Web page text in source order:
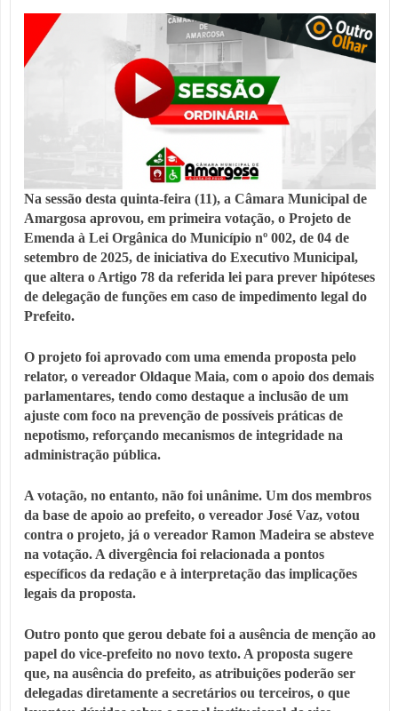
Na sessão desta quinta-feira (11), a Câmara Municipal de
Amargosa aprovou, em primeira votação, o Projeto de
Emenda à Lei Orgânica do Município nº 002, de 04 de
setembro de 2025, de iniciativa do Executivo Municipal,
que altera o Artigo 78 da referida lei para prever hipóteses
de delegação de funções em caso de impedimento legal do
Prefeito.
O projeto foi aprovado com uma emenda proposta pelo
relator, o vereador Oldaque Maia, com o apoio dos demais
parlamentares, tendo como destaque a inclusão de um
ajuste com foco na prevenção de possíveis práticas de
nepotismo, reforçando mecanismos de integridade na
administração pública.
A votação, no entanto, não foi unânime. Um dos membros
da base de apoio ao prefeito, o vereador José Vaz, votou
contra o projeto, já o vereador Ramon Madeira se absteve
na votação. A divergência foi relacionada a pontos
específicos da redação e à interpretação das implicações
legais da proposta.
Outro ponto que gerou debate foi a ausência de menção ao
papel do vice-prefeito no novo texto. A proposta sugere
que, na ausência do prefeito, as atribuições poderão ser
delegadas diretamente a secretários ou terceiros, o que